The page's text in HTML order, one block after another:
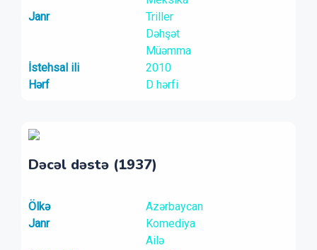
Janr
Triller
Dəhşət
Müəmma
İstehsal ili
2010
Hərf
D hərfi
Dəcəl dəstə (1937)
Ölkə
Azərbaycan
Janr
Komediya
Ailə